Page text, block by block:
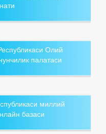
Олий
палатаси
миллий
базаси